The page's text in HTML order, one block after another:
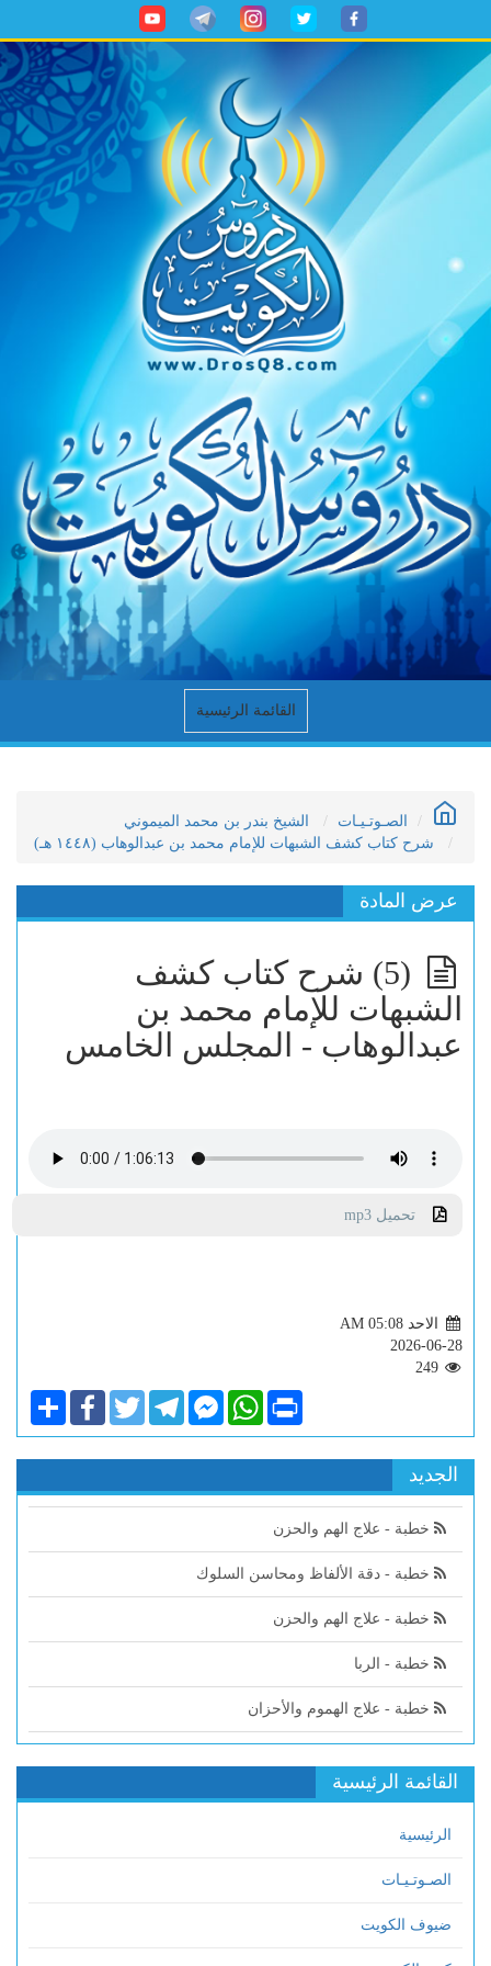
القائمة الرئيسية
الصـوتـيـات
الشيخ بندر بن محمد الميموني
شرح كتاب كشف الشبهات للإمام محمد بن عبدالوهاب (١٤٤٨ هـ)
عرض المادة
(5) شرح كتاب كشف
الشبهات للإمام محمد بن
عبدالوهاب - المجلس الخامس
تحميل mp3
الاحد AM 05:08
2026-06-28
ShareFacebookTwitterTelegramFacebook
Messenger
WhatsApp Print
الجديد
خطبة - علاج الهم والحزن
خطبة - دقة الألفاظ ومحاسن السلوك
خطبة - علاج الهم والحزن
خطبة - الربا
خطبة - علاج الهموم والأحزان
القائمة الرئيسية
الرئيسية
الصـوتـيـات
ضيوف الكويت